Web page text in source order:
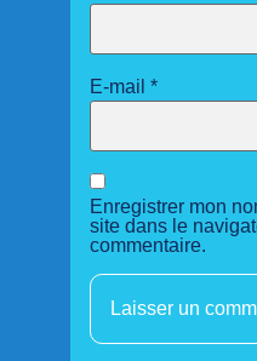
E-mail *
Enregistrer mon
site dans le
commentaire.